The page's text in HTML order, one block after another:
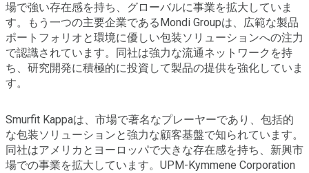
場で強い存在感を持ち、グローバルに事業を拡大していま
す。もう一つの主要企業であるMondi Groupは、広範な製品
ポートフォリオと環境に優しい包装ソリューションへの注力
で認識されています。同社は強力な流通ネットワークを持
ち、研究開発に積極的に投資して製品の提供を強化していま
す。
Smurfit Kappaは、市場で著名なプレーヤーであり、包括的
な包装ソリューションと強力な顧客基盤で知られています。
同社はアメリカとヨーロッパで大きな存在感を持ち、新興市
場での事業を拡大しています。UPM-Kymmene Corporation